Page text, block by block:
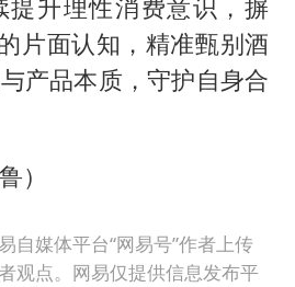
提升理性消费意识，摒
片面认知，精准甄别酒
产品本质，守护自身合
）
自媒体平台“网易号”作者上传
观点。网易仅提供信息发布平